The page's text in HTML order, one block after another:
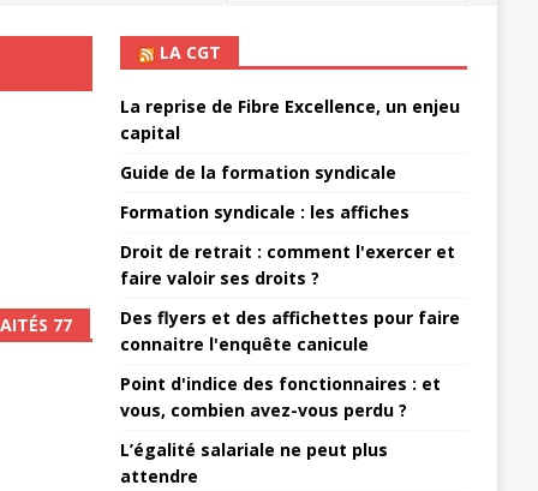
77
LA CGT
La reprise de Fibre Excellence, un enjeu
capital
Guide de la formation syndicale
Formation syndicale : les affiches
Droit de retrait : comment l'exercer et
faire valoir ses droits ?
Des flyers et des affichettes pour faire
connaitre l'enquête canicule
Point d'indice des fonctionnaires : et
vous, combien avez-vous perdu ?
L’égalité salariale ne peut plus
attendre